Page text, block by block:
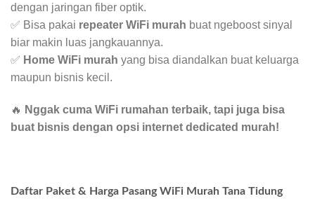
dengan jaringan fiber optik.
✅ Bisa pakai repeater WiFi murah buat ngeboost sinyal
biar makin luas jangkauannya.
✅ Home WiFi murah yang bisa diandalkan buat keluarga
maupun bisnis kecil.
🔥 Nggak cuma WiFi rumahan terbaik, tapi juga bisa
buat bisnis dengan opsi internet dedicated murah!
Daftar Paket & Harga Pasang WiFi Murah Tana Tidung